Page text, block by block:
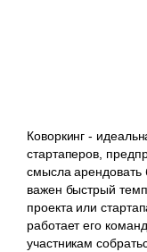
Коворкинг -
стартаперов,
смысла
важен быстрый
проекта или
работает его
участникам